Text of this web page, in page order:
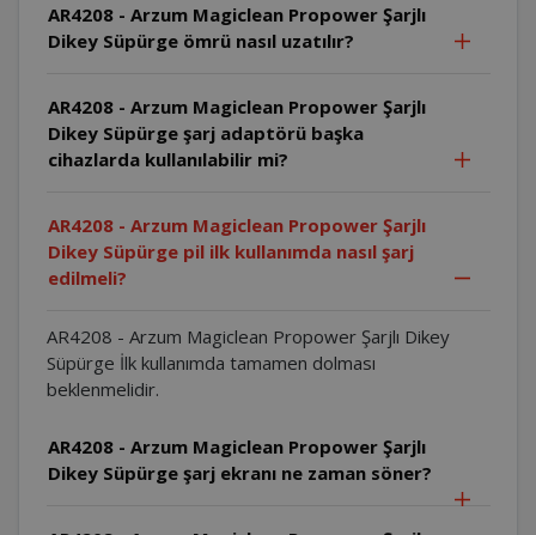
AR4208 - Arzum Magiclean Propower Şarjlı
Dikey Süpürge ömrü nasıl uzatılır?
AR4208 - Arzum Magiclean Propower Şarjlı
Dikey Süpürge şarj adaptörü başka
cihazlarda kullanılabilir mi?
AR4208 - Arzum Magiclean Propower Şarjlı
Dikey Süpürge pil ilk kullanımda nasıl şarj
edilmeli?
AR4208 - Arzum Magiclean Propower Şarjlı Dikey
Süpürge İlk kullanımda tamamen dolması
beklenmelidir.
AR4208 - Arzum Magiclean Propower Şarjlı
Dikey Süpürge şarj ekranı ne zaman söner?